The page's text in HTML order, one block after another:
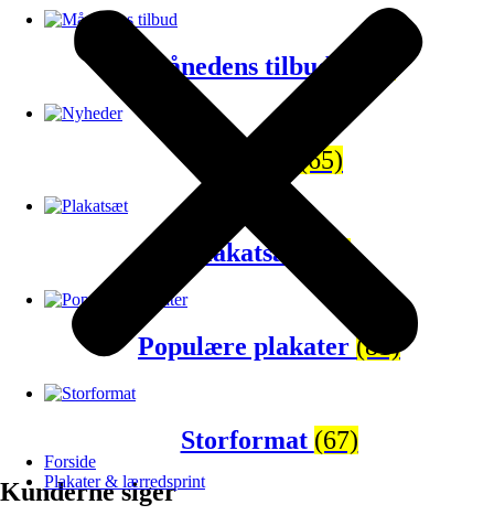
Forside
Plakater & lærredsprint
Månedens tilbud
(65)
Plakatsæt
Populære plakater(81)
Storformat (67)
Kunderne siger